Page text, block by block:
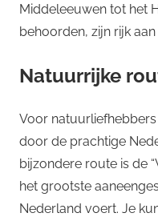
Middeleeuwen tot het
behoorden, zijn rijk
Natuurrijke
Voor
door de prachtige
bijzondere route is de
het grootste
Nederland voert. Je